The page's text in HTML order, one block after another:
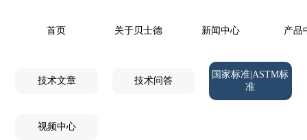
首页 关于贝士德 新闻中心 产品
技术文章 技术问答
国家标准|ASTM标
准
视频中心